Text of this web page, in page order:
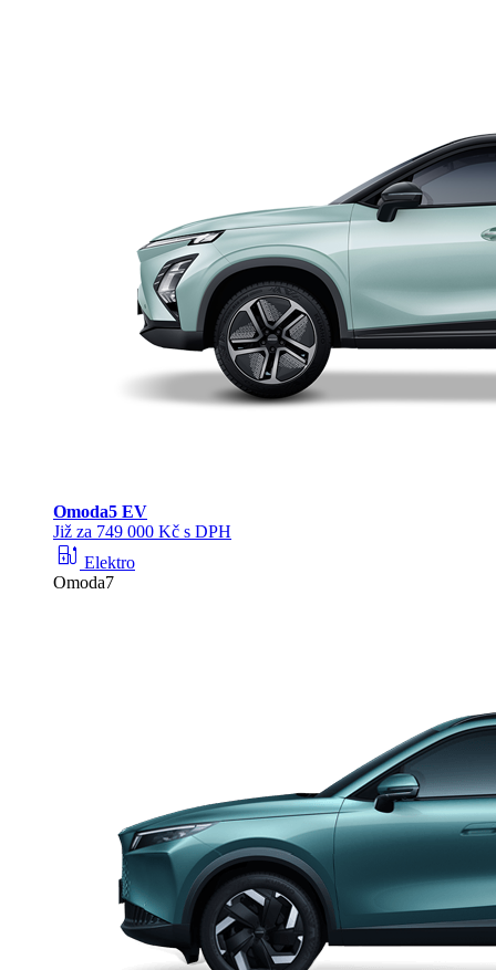
Omoda5 EV
Již za 749 000 Kč s DPH
ev_station Elektro
Omoda7